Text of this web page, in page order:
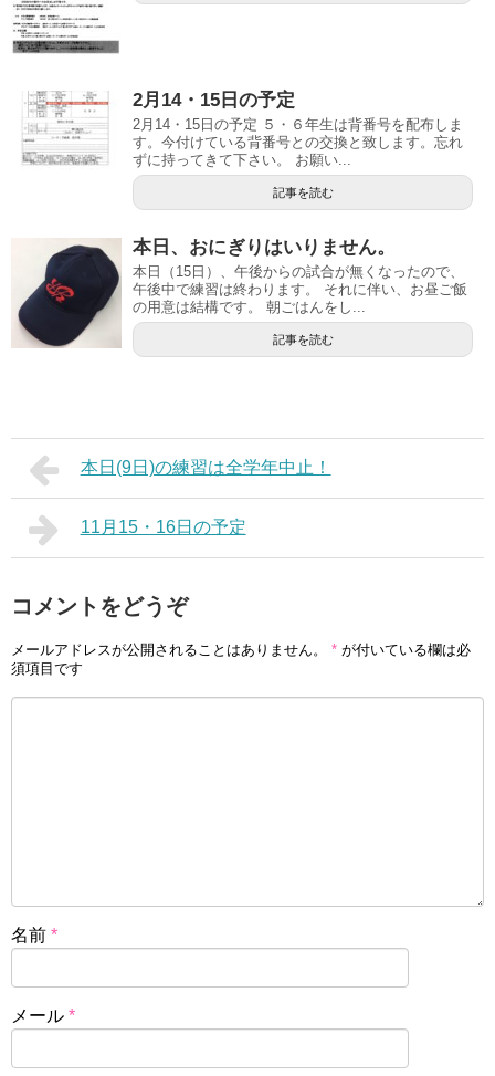
2月14・15日の予定
2月14・15日の予定 ５・６年生は背番号を配布しま
す。今付けている背番号との交換と致します。忘れ
ずに持ってきて下さい。 お願い...
記事を読む
本日、おにぎりはいりません。
本日（15日）、午後からの試合が無くなったので、
午後中で練習は終わります。 それに伴い、お昼ご飯
の用意は結構です。 朝ごはんをし...
記事を読む
本日(9日)の練習は全学年中止！
11月15・16日の予定
コメントをどうぞ
メールアドレスが公開されることはありません。 * が付いている欄は必
須項目です
名前 *
メール *